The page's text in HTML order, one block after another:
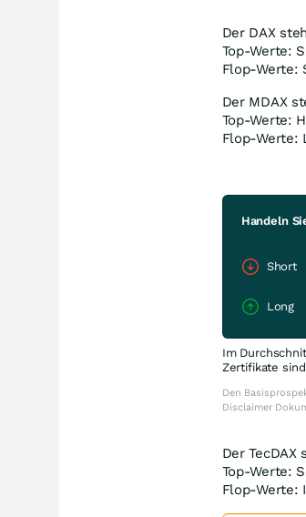
Der DAX
Top-Werte:
Flop-Werte:
Der MDAX
Top-Werte:
Flop-Werte:
Handeln
Short
Long
Im
Zertifikate
Den
Disclaimer
Der
Top-Werte:
Flop-Werte: